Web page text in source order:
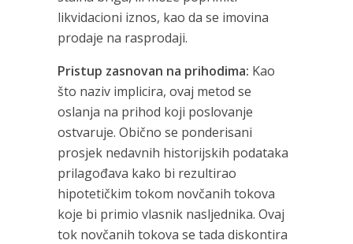
likvidacioni iznos, kao da se imovina
prodaje na rasprodaji.
Pristup zasnovan na prihodima: Kao
što naziv implicira, ovaj metod se
oslanja na prihod koji poslovanje
ostvaruje. Obično se ponderisani
prosjek nedavnih historijskih podataka
prilagođava kako bi rezultirao
hipotetičkim tokom novčanih tokova
koje bi primio vlasnik nasljednika. Ovaj
tok novčanih tokova se tada diskontira